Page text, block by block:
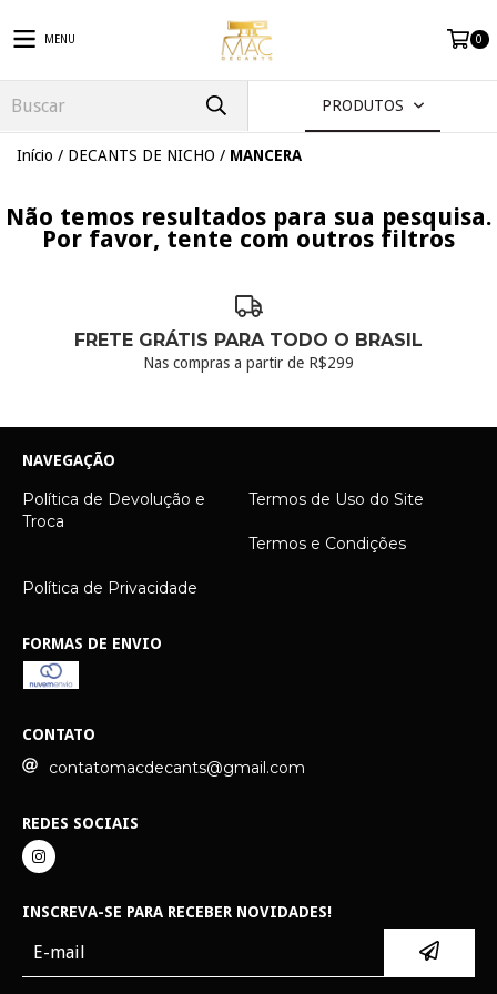
MENU 0
PRODUTOS
Início / DECANTS DE NICHO / MANCERA
Não temos resultados para sua pesquisa.
Por favor, tente com outros filtros
FRETE GRÁTIS PARA TODO O BRASIL
Nas compras a partir de R$299
NAVEGAÇÃO
Política de Devolução e
Troca
Termos de Uso do Site
Termos e Condições
Política de Privacidade
FORMAS DE ENVIO
CONTATO
contatomacdecants@gmail.com
REDES SOCIAIS
INSCREVA-SE PARA RECEBER NOVIDADES!